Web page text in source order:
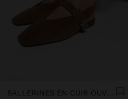
BALLERINES EN CUIR OUVERTES À L’ARRIÈRE AVEC BRIDE